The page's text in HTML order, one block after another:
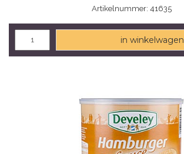
Artikelnummer: 41635
in winkelwagen